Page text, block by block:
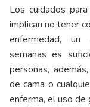
Los cuidados
implican no tener
enfermedad, un
semanas es
personas,
de cama o
enferma, el uso